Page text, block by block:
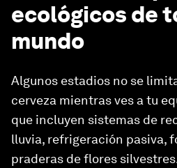
ecológicos de
mundo
Algunos estadios no se
cerveza mientras ves a tu
que incluyen sistemas de
lluvia, refrigeración pasiva,
praderas de flores